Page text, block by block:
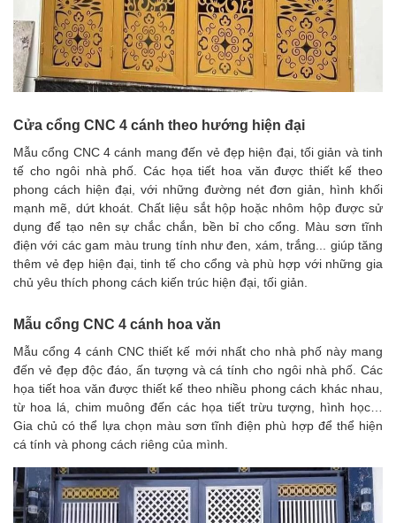
Cửa cổng CNC 4 cánh theo hướng hiện đại
Mẫu cổng CNC 4 cánh mang đến vẻ đẹp hiện đại, tối giản và tinh
tế cho ngôi nhà phố. Các họa tiết hoa văn được thiết kế theo
phong cách hiện đại, với những đường nét đơn giản, hình khối
mạnh mẽ, dứt khoát. Chất liệu sắt hộp hoặc nhôm hộp được sử
dụng để tạo nên sự chắc chắn, bền bỉ cho cổng. Màu sơn tĩnh
điện với các gam màu trung tính như đen, xám, trắng... giúp tăng
thêm vẻ đẹp hiện đại, tinh tế cho cổng và phù hợp với những gia
chủ yêu thích phong cách kiến trúc hiện đại, tối giản.
Mẫu cổng CNC 4 cánh hoa văn
Mẫu cổng 4 cánh CNC thiết kế mới nhất cho nhà phố này mang
đến vẻ đẹp độc đáo, ấn tượng và cá tính cho ngôi nhà phố. Các
họa tiết hoa văn được thiết kế theo nhiều phong cách khác nhau,
từ hoa lá, chim muông đến các họa tiết trừu tượng, hình học…
Gia chủ có thể lựa chọn màu sơn tĩnh điện phù hợp để thể hiện
cá tính và phong cách riêng của mình.